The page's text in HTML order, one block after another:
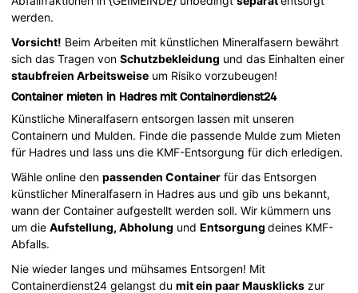
werden.
Vorsicht! Beim Arbeiten mit künstlichen Mineralfasern bewährt
sich das Tragen vonSchutzbekleidung und das Einhalten einer
staubfreien Arbeitsweise um Risiko vorzubeugen!
Container mieten in Hadres mit Containerdienst24
Künstliche Mineralfasern entsorgen lassen mit unseren
Containern und Mulden. Finde die passende Mulde zum Mieten
für Hadres und lass uns die KMF-Entsorgung für dich erledigen.
Wähle online denpassenden Container für das Entsorgen
künstlicher Mineralfasern in Hadres aus und gib uns bekannt,
wann der Container aufgestellt werden soll. Wir kümmern uns
um dieAufstellung, Abholung undEntsorgungdeines KMF-
Abfalls.
Nie wieder langes und mühsames Entsorgen! Mit
Containerdienst24 gelangst dumit ein paar Mausklicks zur